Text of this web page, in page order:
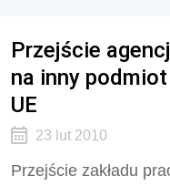
Przejście
na inny
UE
23 lut 2010
Przejście zakładu